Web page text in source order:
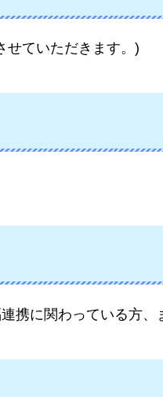
せていただきます。)
携に関わっている方、